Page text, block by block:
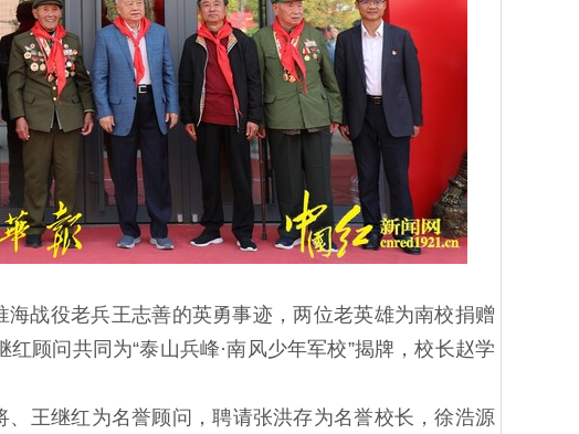
战役老兵王志善的英勇事迹，两位老英雄为南校捐赠
顾问共同为“泰山兵峰·南风少年军校”揭牌，校长赵学
、王继红为名誉顾问，聘请张洪存为名誉校长，徐浩源